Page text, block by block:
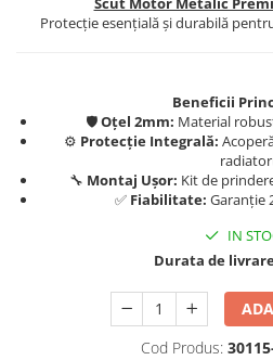
Carlige Dodge
Carlige DS
Carlige Fiat
Carlige Hyundai
Carlige Infiniti
Protecție esențială și durabilă
Beneficii
🛡️Oțel 2mm: Material
⚙️ Protecție Integrală:
🔧 Montaj Ușor: Kit de
✅ Fiabilitate: Garanție
IN
Durata de
Cod Produs: